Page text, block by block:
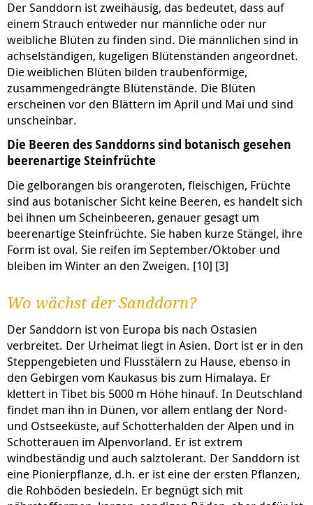
Der Sanddorn ist zweihäusig, das bedeutet, dass auf
einem Strauch entweder nur männliche oder nur
weibliche Blüten zu finden sind. Die männlichen sind in
achselständigen, kugeligen Blütenständen angeordnet.
Die weiblichen Blüten bilden traubenförmige,
zusammengedrängte Blütenstände. Die Blüten
erscheinen vor den Blättern im April und Mai und sind
unscheinbar.
Die Beeren des Sanddorns sind botanisch gesehen
beerenartige Steinfrüchte
Die gelborangen bis orangeroten, fleischigen, Früchte
sind aus botanischer Sicht keine Beeren, es handelt sich
bei ihnen um Scheinbeeren, genauer gesagt um
beerenartige Steinfrüchte. Sie haben kurze Stängel, ihre
Form ist oval. Sie reifen im September/Oktober und
bleiben im Winter an den Zweigen. [10] [3]
Wo wächst der Sanddorn?
Der Sanddorn ist von Europa bis nach Ostasien
verbreitet. Der Urheimat liegt in Asien. Dort ist er in den
Steppengebieten und Flusstälern zu Hause, ebenso in
den Gebirgen vom Kaukasus bis zum Himalaya. Er
klettert in Tibet bis 5000 m Höhe hinauf. In Deutschland
findet man ihn in Dünen, vor allem entlang der Nord-
und Ostseeküste, auf Schotterhalden der Alpen und in
Schotterauen im Alpenvorland. Er ist extrem
windbeständig und auch salztolerant. Der Sanddorn ist
eine Pionierpflanze, d.h. er ist eine der ersten Pflanzen,
die Rohböden besiedeln. Er begnügt sich mit